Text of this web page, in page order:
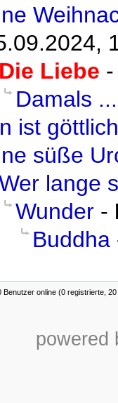
Die Liebe
Damals ...
ist göttlich
süße
lange
Wunder -
Buddha
online (0 registrierte,
powered